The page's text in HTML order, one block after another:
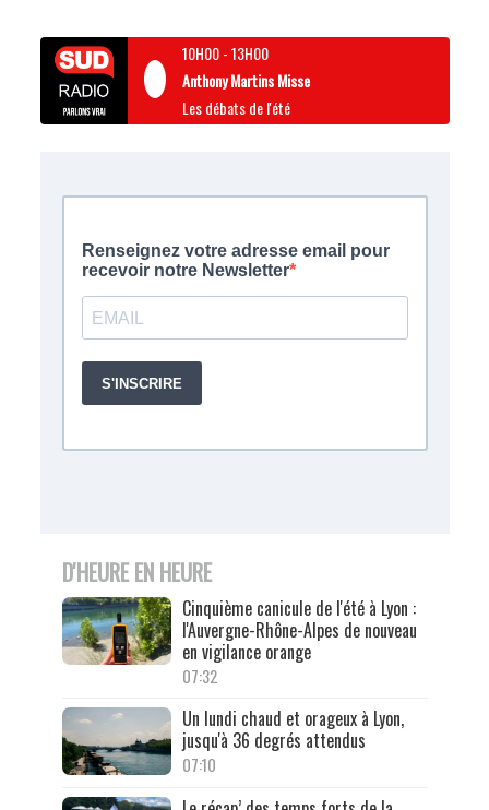
10H00-13H00
Anthony Martins Misse
Les débats de l'été
D'HEURE EN HEURE
Cinquième canicule de l'été à Lyon :
l'Auvergne-Rhône-Alpes de nouveau
en vigilance orange
07:32
Un lundi chaud et orageux à Lyon,
jusqu'à 36 degrés attendus
07:10